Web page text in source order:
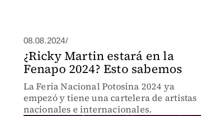
08.08.2024/
¿Ricky Martin estará en la
Fenapo 2024? Esto sabemos
La Feria Nacional Potosina 2024 ya
empezó y tiene una cartelera de artistas
nacionales e internacionales.